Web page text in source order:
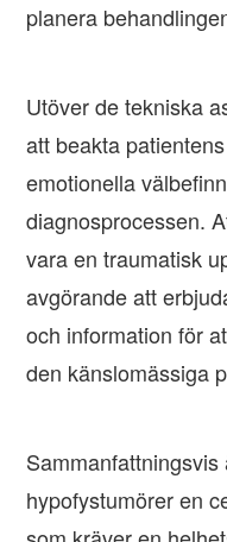
planera
Utöver de tekniska
att beakta
emotionella
diagnosprocessen.
vara en traumatisk
avgörande att
och information för
den känslomässiga
hypofystumörer en